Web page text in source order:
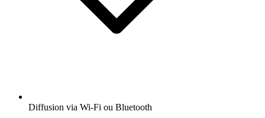
Diffusion via Wi-Fi ou Bluetooth